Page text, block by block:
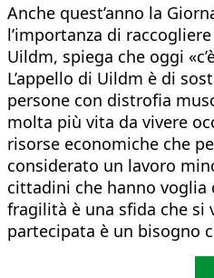
Anche quest’anno la
l’importanza di
Uildm, spiega che oggi
L’appello di Uildm è di
persone con distrofia
molta più vita da vivere
risorse economiche che
considerato un lavoro
cittadini che hanno voglia
fragilità è una sfida che si
partecipata è un bisogno